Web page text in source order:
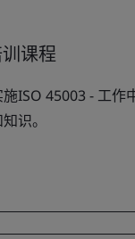
课程
ISO 45003 - 工作
识。